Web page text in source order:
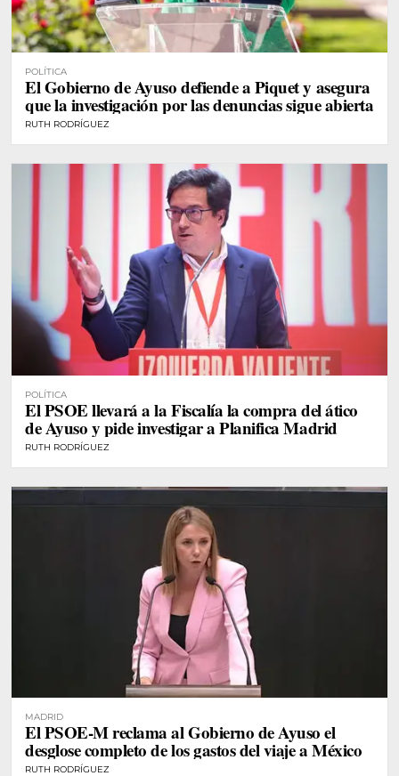
POLÍTICA
El Gobierno de Ayuso defiende a Piquet y asegura
que la investigación por las denuncias sigue abierta
RUTH RODRÍGUEZ
POLÍTICA
El PSOE llevará a la Fiscalía la compra del ático
de Ayuso y pide investigar a Planifica Madrid
RUTH RODRÍGUEZ
MADRID
El PSOE-M reclama al Gobierno de Ayuso el
desglose completo de los gastos del viaje a México
RUTH RODRÍGUEZ